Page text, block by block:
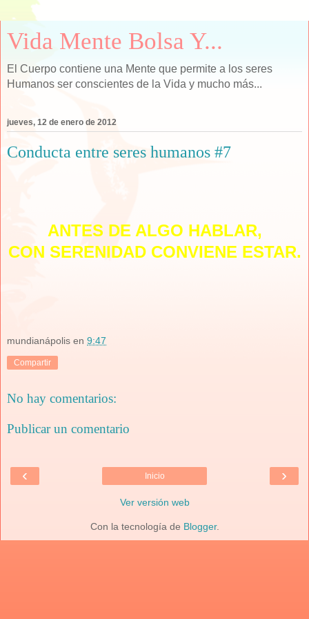
Vida Mente Bolsa Y...
El Cuerpo contiene una Mente que permite a los seres
Humanos ser conscientes de la Vida y mucho más...
jueves, 12 de enero de 2012
Conducta entre seres humanos #7
ANTES DE ALGO HABLAR,
CON SERENIDAD CONVIENE ESTAR.
mundianápolis en 9:47
Compartir
No hay comentarios:
Publicar un comentario
‹ ›
Inicio
Ver versión web
Con la tecnología de Blogger.